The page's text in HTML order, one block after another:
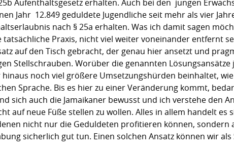
Aufenthaltsgesetz erhalten. Auch bei den jungen
Jahr 12.849 geduldete Jugendliche seit mehr als vier
nach § 25a erhalten. Was ich damit sagen
tatsächliche Praxis, nicht viel weiter voneinander entfernt
auf den Tisch gebracht, der genau hier ansetzt und
Stellschrauben. Worüber die genannten
hinaus noch viel größere Umsetzungshürden beinhaltet,
Sprache. Bis es hier zu einer Veränderung kommt,
sich auch die Jamaikaner bewusst und ich verstehe den
auf neue Füße stellen zu wollen. Alles in allem handelt es
nicht nur die Geduldeten profitieren können,
sicherlich gut tun. Einen solchen Ansatz können wir als